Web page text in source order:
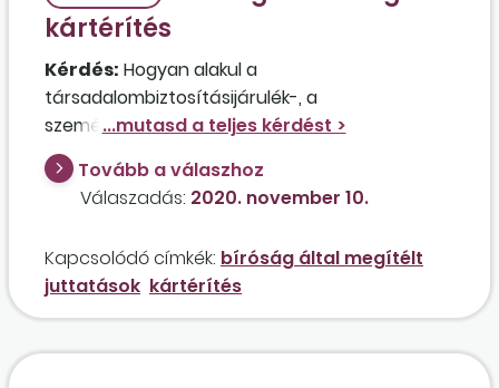
kártérítés
Kérdés: Hogyan alakul a
társadalombiztosításijárulék-, a
személyijövedelemadó- és a
szociálishozzájárulásiadó-fizetési
kötelezettség abban az esetben, ha jogellenes
munkaviszony-megszüntetés miatt egy volt
átalányt és késedelmi kamatot kell fizetnie a
munkáltatónak?
Tovább a válaszhoz
Válaszadás: 2020. november 10.
Kapcsolódó címkék: bíróság által megítélt
juttatások kártérítés